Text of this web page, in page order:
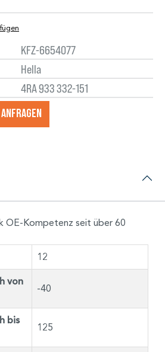
KFZ-6654077
Hella
4RA 933 332-151
anfragеn
OE-Kompetenz seit über 60
12
von
-40
bis
125